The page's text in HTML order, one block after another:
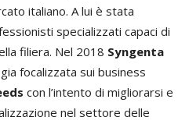
italiano. A lui è stata
specializzati capaci di
filiera. Nel 2018 Syngenta
focalizzata sui business
con l’intento di migliorarsi e
nel settore delle